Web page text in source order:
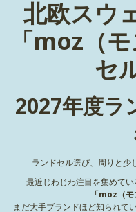
北欧スウ
「moz（
セ
2027年度ラ
ランドセル選び、周りと少
最近じわじわ注目を集めて
「moz（モ
まだ大手ブランドほど知られて